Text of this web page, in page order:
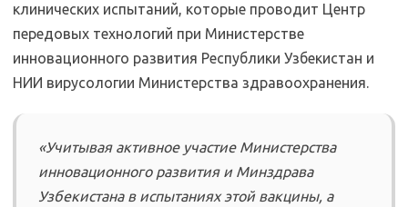
клинических испытаний, которые проводит Центр
передовых технологий при Министерстве
инновационного развития Республики Узбекистан и
НИИ вирусологии Министерства здравоохранения.
«Учитывая активное участие Министерства
инновационного развития и Минздрава
Узбекистана в испытаниях этой вакцины, а